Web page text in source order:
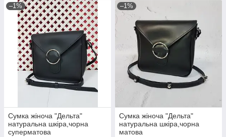
–1%
Сумка жіноча "Дельта"
натуральна шкіра,чорна
суперматова
–1%
Сумка жіноча "Дельта"
натуральна шкіра,чорна
матова